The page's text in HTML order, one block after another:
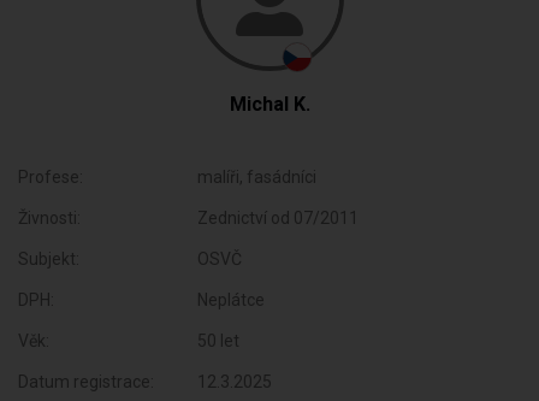
Michal K.
Profese: malíři, fasádníci
Živnosti: Zednictví od 07/2011
Subjekt: OSVČ
DPH: Neplátce
Věk: 50 let
Datum registrace: 12.3.2025